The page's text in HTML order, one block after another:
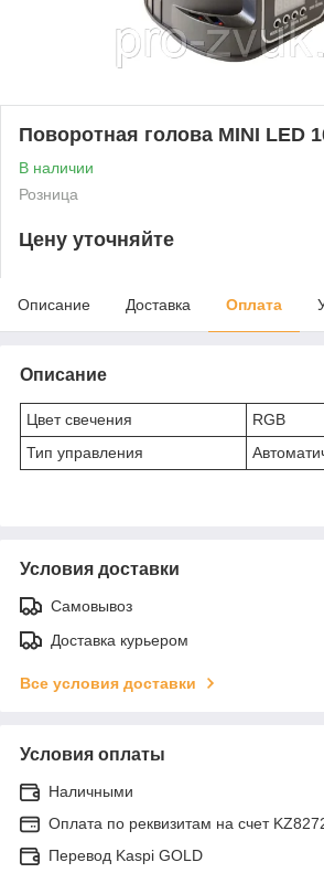
Поворотная голова MINI LED
В наличии
Розница
Цену уточняйте
Описание Доставка Оплата
Описание
Цвет свечения
RGB
Тип управления
Условия доставки
Самовывоз
Доставка курьером
Все условия доставки
Условия оплаты
Наличными
Оплата по реквизитам на счет
Перевод Kaspi GOLD